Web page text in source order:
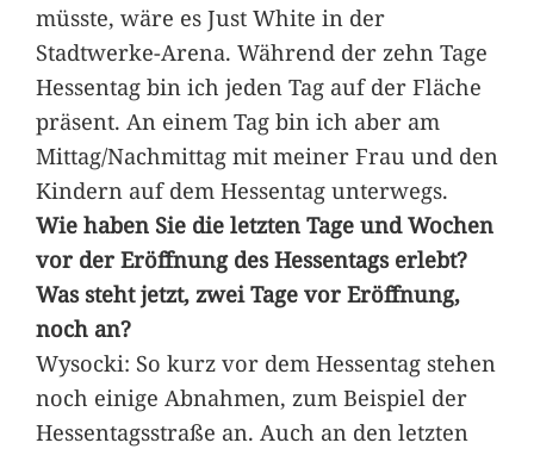
müsste, wäre es Just White in der
Stadtwerke-Arena. Während der zehn Tage
Hessentag bin ich jeden Tag auf der Fläche
präsent. An einem Tag bin ich aber am
Mittag/Nachmittag mit meiner Frau und den
Kindern auf dem Hessentag unterwegs.
Wie haben Sie die letzten Tage und Wochen
vor der Eröffnung des Hessentags erlebt?
Was steht jetzt, zwei Tage vor Eröffnung,
noch an?
Wysocki: So kurz vor dem Hessentag stehen
noch einige Abnahmen, zum Beispiel der
Hessentagsstraße an. Auch an den letzten